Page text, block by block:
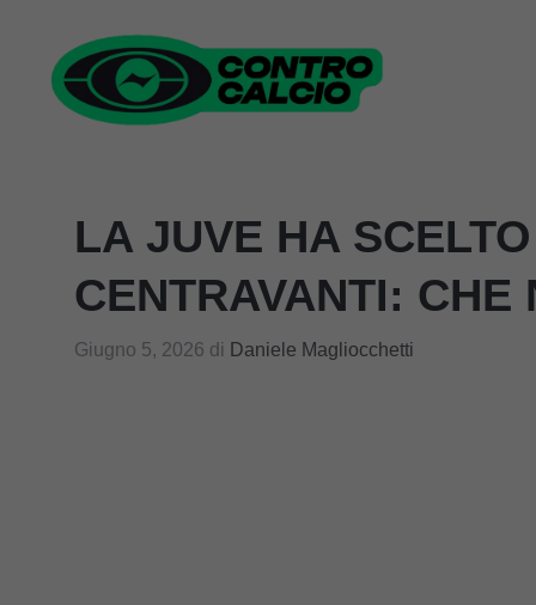
contenuto
LA JUVE HA
CENTRAVANTI: CHE
Giugno 5, 2026 di Daniele Magliocchetti